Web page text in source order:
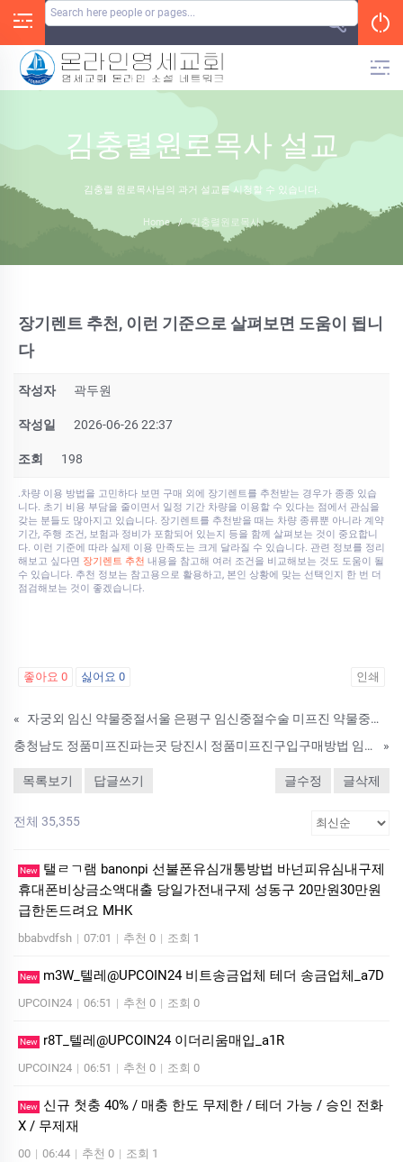
김충렬원로목사 설교
김충렬 원로목사님의 과거 설교를 시청할 수 있습니다.
Home / 김충렬원로목사
장기렌트 추천, 이런 기준으로 살펴보면 도움이 됩니
다
작성자 곽두원
작성일 2026-06-26 22:37
조회 198
.차량 이용 방법을 고민하다 보면 구매 외에 장기렌트를 추천받는 경우가 종종 있습
니다. 초기 비용 부담을 줄이면서 일정 기간 차량을 이용할 수 있다는 점에서 관심을
갖는 분들도 많아지고 있습니다. 장기렌트를 추천받을 때는 차량 종류뿐 아니라 계약
기간, 주행 조건, 보험과 정비가 포함되어 있는지 등을 함께 살펴보는 것이 중요합니
다. 이런 기준에 따라 실제 이용 만족도는 크게 달라질 수 있습니다. 관련 정보를 정리
해보고 싶다면 장기렌트 추천 내용을 참고해 여러 조건을 비교해보는 것도 도움이 될
수 있습니다. 추천 정보는 참고용으로 활용하고, 본인 상황에 맞는 선택인지 한 번 더
점검해보는 것이 좋겠습니다.
좋아요 0 싫어요 0 인쇄
«
자궁외 임신 약물중절서울 은평구 임신중절수술 미프진 약물중절 믿을수있는곳으로 인공낙태약약물낙태 해도 임신중단 되나여? mtx주사 낙태주사비용약물낙태약약물낙태
충청남도 정품미프진파는곳 당진시 정품미프진구입구매방법 임신초기중절약 복용가능시기
»
목록보기 답글쓰기 글수정 글삭제
전체 35,355
New
탤ㄹㄱ램 banonpi 선불폰유심개통방법 바넌피유심내구제
휴대폰비상금소액대출 당일가전내구제 성동구 20만원30만원
급한돈드려요 MHK
bbabvdfsh | 07:01 | 추천 0 | 조회 1
New m3W_텔레@UPCOIN24 비트송금업체 테더 송금업체_a7D
UPCOIN24 | 06:51 | 추천 0 | 조회 0
New r8T_텔레@UPCOIN24 이더리움매입_a1R
UPCOIN24 | 06:51 | 추천 0 | 조회 0
New
신규 첫충 40% / 매충 한도 무제한 / 테더 가능 / 승인 전화
X / 무제재
00 | 06:44 | 추천 0 | 조회 1